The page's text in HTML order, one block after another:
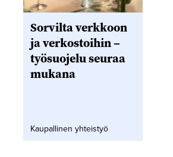
Sorvilta verkkoon
ja verkostoihin –
työsuojelu seuraa
mukana
Kaupallinen yhteistyö